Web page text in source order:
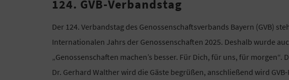
124. GVB-Verbandstag
Der 124. Verbandstag des Genossenschaftsverbands Bayern (GVB)
Internationalen Jahrs der Genossenschaften 2025. Deshalb wurde
„Genossenschaften machen’s besser. Für Dich, für uns, für
Dr. Gerhard Walther wird die Gäste begrüßen, anschließend wird